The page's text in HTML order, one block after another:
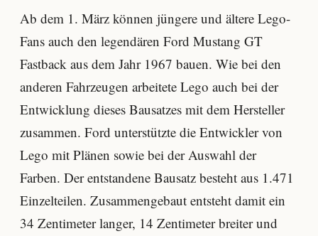
Ab dem 1. März können jüngere und ältere Lego-
Fans auch den legendären Ford Mustang GT
Fastback aus dem Jahr 1967 bauen. Wie bei den
anderen Fahrzeugen arbeitete Lego auch bei der
Entwicklung dieses Bausatzes mit dem Hersteller
zusammen. Ford unterstützte die Entwickler von
Lego mit Plänen sowie bei der Auswahl der
Farben. Der entstandene Bausatz besteht aus 1.471
Einzelteilen. Zusammengebaut entsteht damit ein
34 Zentimeter langer, 14 Zentimeter breiter und